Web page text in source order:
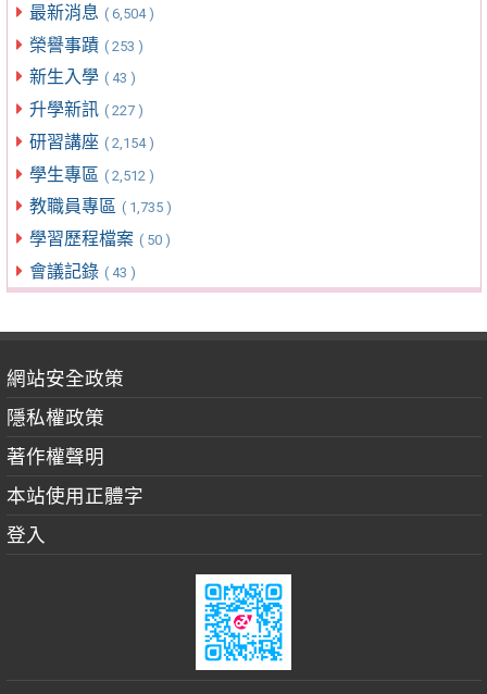
最新消息 ( 6,504 )
榮譽事蹟 ( 253 )
新生入學 ( 43 )
升學新訊 ( 227 )
研習講座 ( 2,154 )
學生專區 ( 2,512 )
教職員專區 ( 1,735 )
學習歷程檔案 ( 50 )
會議記錄 ( 43 )
網站安全政策
隱私權政策
著作權聲明
本站使用正體字
登入